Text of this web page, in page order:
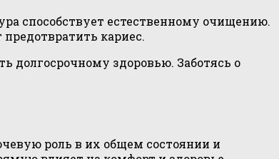
способствует естественному очищению.
кариес.
долгосрочному здоровью. Заботясь о
роль в их общем состоянии и